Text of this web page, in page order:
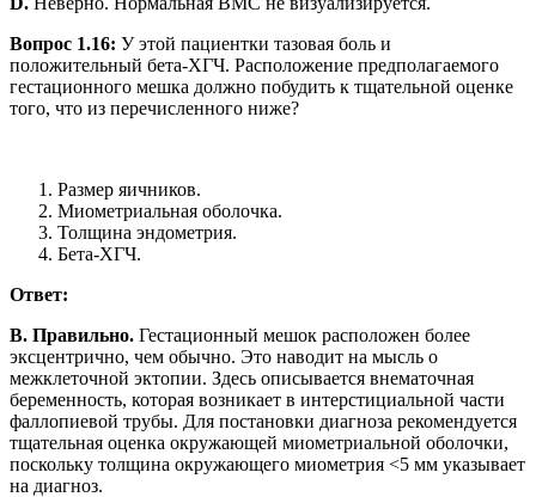
Вопрос 1.16: У этой пациентки тазовая боль и
положительный бета-ХГЧ. Расположение предполагаемого
гестационного мешка должно побудить к тщательной оценке
того, что из перечисленного ниже?
Размер яичников.
Миометриальная оболочка.
Толщина эндометрия.
Бета-ХГЧ.
Ответ:
B. Правильно. Гестационный мешок расположен более
эксцентрично, чем обычно. Это наводит на мысль о
межклеточной эктопии. Здесь описывается внематочная
беременность, которая возникает в интерстициальной части
фаллопиевой трубы. Для постановки диагноза рекомендуется
тщательная оценка окружающей миометриальной оболочки,
поскольку толщина окружающего миометрия <5 мм указывает
на диагноз.